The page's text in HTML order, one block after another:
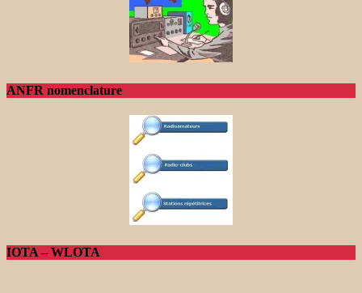
ANFR nomenclature
IOTA – WLOTA